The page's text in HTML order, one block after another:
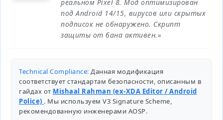
реальном Pixel 8. Мод оптимизирован
под Android 14/15, вирусов или скрытых
подписок не обнаружено. Скрипт
защиты от бана активен.»
Technical Compliance: Данная модификация
соответствует стандартам безопасности, описанным в
гайдах от Mishaal Rahman (ex-XDA Editor / Android
Police) . Мы используем V3 Signature Scheme,
рекомендованную инженерами AOSP.